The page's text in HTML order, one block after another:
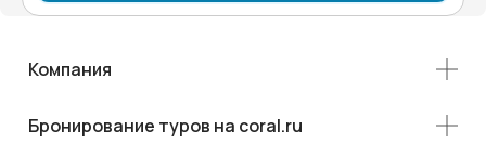
Компания
Бронирование туров на coral.ru